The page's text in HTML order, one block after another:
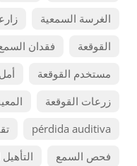
الغرسة السمعية
القوقعة
فقدان
مستخدم القوقعة
أمل
زرعات القوقعة
pérdida auditiva
فحص السمع